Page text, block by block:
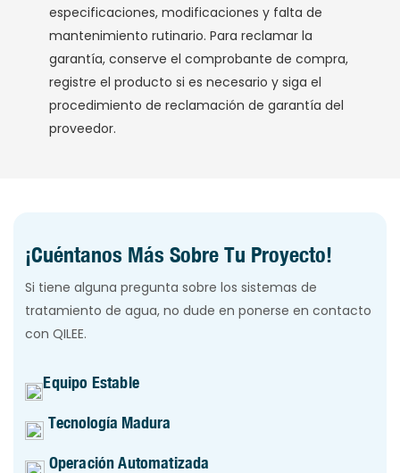
especificaciones, modificaciones y falta de
mantenimiento rutinario. Para reclamar la
garantía, conserve el comprobante de compra,
registre el producto si es necesario y siga el
procedimiento de reclamación de garantía del
proveedor.
¡Cuéntanos Más Sobre Tu Proyecto!
Si tiene alguna pregunta sobre los sistemas de
tratamiento de agua, no dude en ponerse en contacto
con QILEE.
Equipo Estable
Tecnología Madura
Operación Automatizada